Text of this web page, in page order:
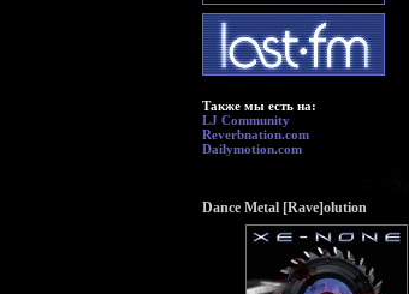
Также мы есть на:
LJ Community
Reverbnation.com
Dailymotion.com
Dance Metal [Rave]olution